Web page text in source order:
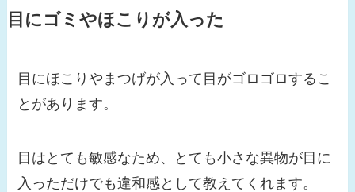
目にゴミやほこりが入った
目にほこりやまつげが入って目がゴロゴロするこ
とがあります。
目はとても敏感なため、とても小さな異物が目に
入っただけでも違和感として教えてくれます。